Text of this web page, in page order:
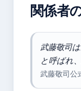
関係者
武藤敬司
と呼ばれ
武藤敬司公